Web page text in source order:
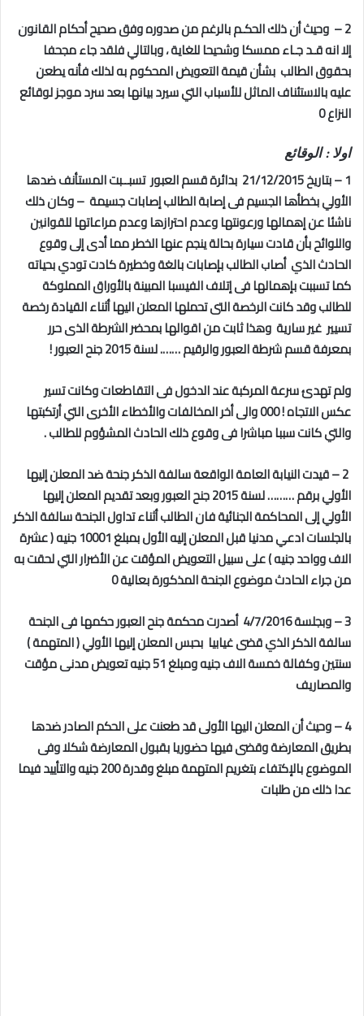
2 – وحيث أن ذلك الحكـم بالرغم من صدوره وفق صحيح أحكام القانون
إلا انه قـد جـاء ممسكا وشحيحا للغاية ، وبالتالي فلقد جاء مجحفا
بحقوق الطالب بشأن قيمة التعويض المحكوم به لذلك فأنه يطعن
عليه بالاستئناف الماثل للأسباب التي سيرد بيانها بعد سرد موجز لوقائع
النزاع 0
اولا : الوقائع
1 – بتاريخ 21/12/2015 بدائرة قسم العبور تسبــبت المستأنف ضدها
الأولي بخطأها الجسيم فى إصابة الطالب إصابات جسيمة – وكان ذلك
ناشئا عن إهمالها ورعونتها وعدم احترازها وعدم مراعاتها للقوانين
واللوائح بأن قادت سيارة بحالة ينجم عنها الخطر مما أدى إلى وقوع
الحادث الذي أصاب الطالب بإصابات بالغة وخطيرة كادت تودي بحياته
كما تسببت بإهمالها فى إتلاف الفيسبا المبينة بالأوراق المملوكة
للطالب وقد كانت الرخصة التى تحملها المعلن اليها أثناء القيادة رخصة
تسيير غير سارية وهذا ثابت من اقوالها بمحضر الشرطة الذى حرر
بمعرفة قسم شرطة العبور والرقيم ……. لسنة 2015 جنح العبور !
ولم تهدئ سرعة المركبة عند الدخول فى التقاطعات وكانت تسير
عكس الاتجاه ! 000 والى أخر المخالفات والأخطاء الأخرى التي أرتكبتها
والتي كانت سببا مباشرا فى وقوع ذلك الحادث المشؤوم للطالب .
2 – قيدت النيابة العامة الواقعة سالفة الذكر جنحة ضد المعلن إليها
الأولي برقم ……… لسنة 2015 جنح العبور وبعد تقديم المعلن إليها
الأولي إلى المحاكمة الجنائية فان الطالب أثناء تداول الجنحة سالفة الذكر
بالجلسات ادعي مدنيا قبل المعلن إليه الأول بمبلغ 10001 جنيه ( عشرة
الاف وواحد جنيه ) على سبيل التعويض المؤقت عن الأضرار التي لحقت به
من جراء الحادث موضوع الجنحة المذكورة بعالية 0
3 – وبجلسة 4/7/2016 أصدرت محكمة جنح العبور حكمها فى الجنحة
سالفة الذكر الذي قضى غيابيا بحبس المعلن إليها الأولي ( المتهمة )
سنتين وكفالة خمسة الاف جنيه ومبلغ 51 جنيه تعويض مدنى مؤقت
والمصاريف
4 – وحيث أن المعلن اليها الأولى قد طعنت على الحكم الصادر ضدها
بطريق المعارضة وقضى فيها حضوريا بقبول المعارضة شكلا وفى
الموضوع بالإكتفاء بتغريم المتهمة مبلغ وقدرة 200 جنيه والتأييد فيما
عدا ذلك من طلبات